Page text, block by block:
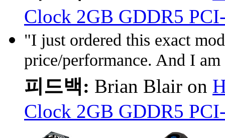
Clock 2GB GDDR5
"I just ordered this exact
price/performance. And I
피드백: Brian Blair on
Clock 2GB GDDR5